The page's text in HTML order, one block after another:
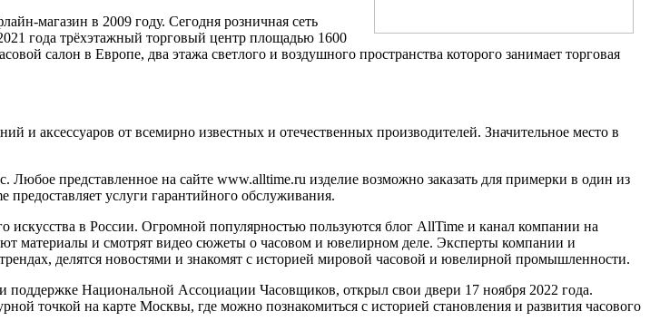
магазин в 2009 году. Сегодня розничная сеть
года трёхэтажный торговый центр площадью 1600
салон в Европе, два этажа светлого и воздушного пространства которого занимает торговая
аксессуаров от всемирно известных и отечественных производителей. Значительное место в
представленное на сайте www.alltime.ru изделие возможно заказать для примерки в один из
услуги гарантийного обслуживания.
в России. Огромной популярностью пользуются блог AllTime и канал компании на
материалы и смотрят видео сюжеты о часовом и ювелирном деле. Эксперты компании и
делятся новостями и знакомят с историей мировой часовой и ювелирной промышленности.
Национальной Ассоциации Часовщиков, открыл свои двери 17 ноября 2022 года.
точкой на карте Москвы, где можно познакомиться с историей становления и развития часового